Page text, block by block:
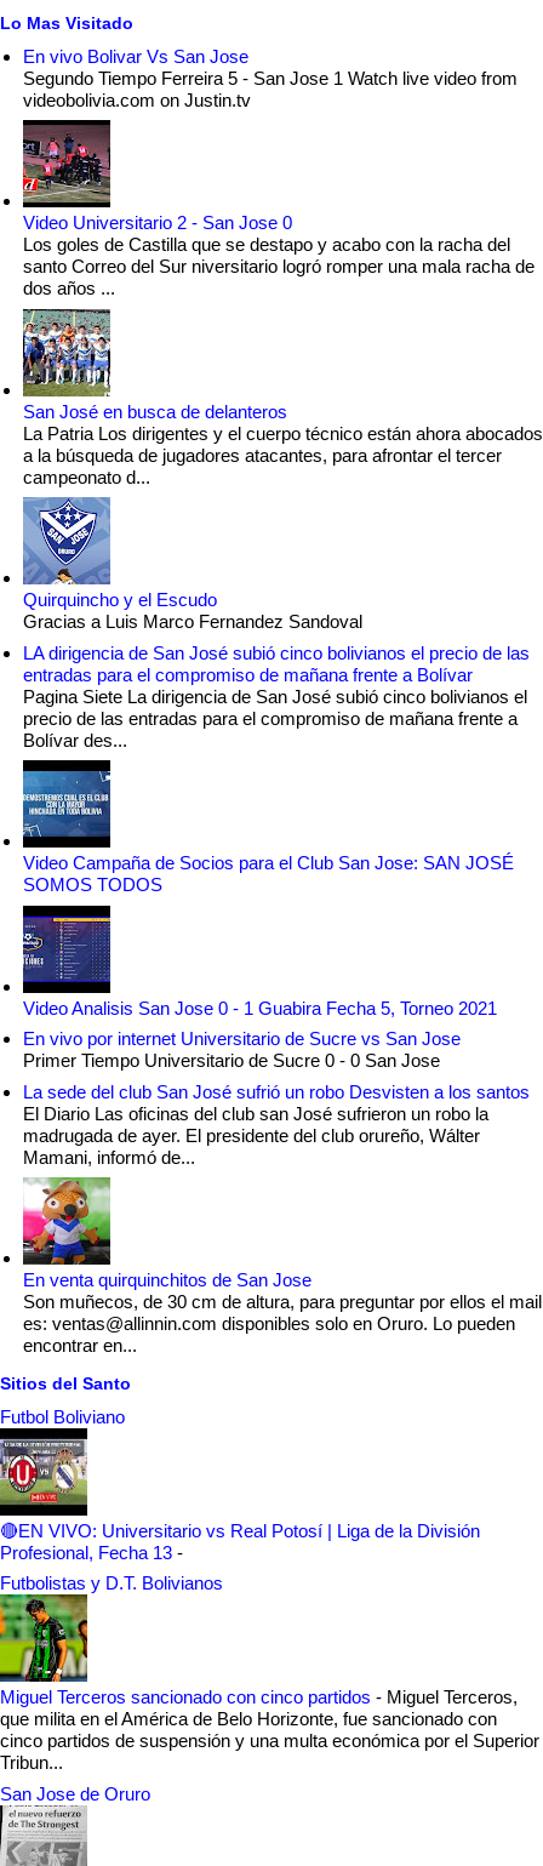
Lo Mas Visitado
En vivo Bolivar Vs San Jose
Segundo Tiempo Ferreira 5 - San Jose 1 Watch live video from
videobolivia.com on Justin.tv
Video Universitario 2 - San Jose 0
Los goles de Castilla que se destapo y acabo con la racha del
santo Correo del Sur niversitario logró romper una mala racha de
dos años ...
San José en busca de delanteros
La Patria Los dirigentes y el cuerpo técnico están ahora abocados
a la búsqueda de jugadores atacantes, para afrontar el tercer
campeonato d...
Quirquincho y el Escudo
Gracias a Luis Marco Fernandez Sandoval
LA dirigencia de San José subió cinco bolivianos el precio de las
entradas para el compromiso de mañana frente a Bolívar
Pagina Siete La dirigencia de San José subió cinco bolivianos el
precio de las entradas para el compromiso de mañana frente a
Bolívar des...
Video Campaña de Socios para el Club San Jose: SAN JOSÉ
SOMOS TODOS
Video Analisis San Jose 0 - 1 Guabira Fecha 5, Torneo 2021
En vivo por internet Universitario de Sucre vs San Jose
Primer Tiempo Universitario de Sucre 0 - 0 San Jose
La sede del club San José sufrió un robo Desvisten a los santos
El Diario Las oficinas del club san José sufrieron un robo la
madrugada de ayer. El presidente del club orureño, Wálter
Mamani, informó de...
En venta quirquinchitos de San Jose
Son muñecos, de 30 cm de altura, para preguntar por ellos el mail
es: ventas@allinnin.com disponibles solo en Oruro. Lo pueden
encontrar en...
Sitios del Santo
Futbol Boliviano
🔴EN VIVO: Universitario vs Real Potosí | Liga de la División
Profesional, Fecha 13 -
Futbolistas y D.T. Bolivianos
Miguel Terceros sancionado con cinco partidos - Miguel Terceros,
que milita en el América de Belo Horizonte, fue sancionado con
cinco partidos de suspensión y una multa económica por el Superior
Tribun...
San Jose de Oruro